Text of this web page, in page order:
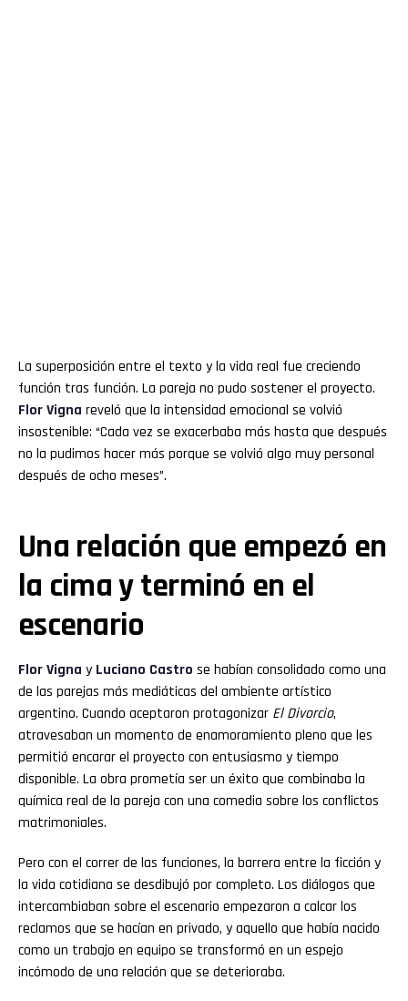
La superposición entre el texto y la vida real fue creciendo
función tras función. La pareja no pudo sostener el proyecto.
FlorVigna reveló que la intensidad emocional se volvió
insostenible: “Cada vez se exacerbaba más hasta que después
no la pudimos hacer más porque se volvió algo muy personal
después de ocho meses”.
Una relación que empezó en
la cima y terminó en el
escenario
FlorVigna y Luciano Castro se habían consolidado como una
de las parejas más mediáticas del ambiente artístico
argentino. Cuando aceptaron protagonizar El Divorcio,
atravesaban un momento de enamoramiento pleno que les
permitió encarar el proyecto con entusiasmo y tiempo
disponible. La obra prometía ser un éxito que combinaba la
química real de la pareja con una comedia sobre los conflictos
matrimoniales.
Pero con el correr de las funciones, la barrera entre la ficción y
la vida cotidiana se desdibujó por completo. Los diálogos que
intercambiaban sobre el escenario empezaron a calcar los
reclamos que se hacían en privado, y aquello que había nacido
como un trabajo en equipo se transformó en un espejo
incómodo de una relación que se deterioraba.